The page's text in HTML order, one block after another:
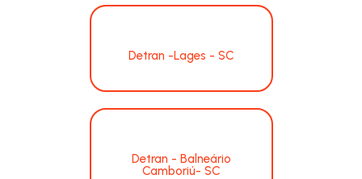
Detran -Lages - SC
Detran - Balneário
Camboriú- SC